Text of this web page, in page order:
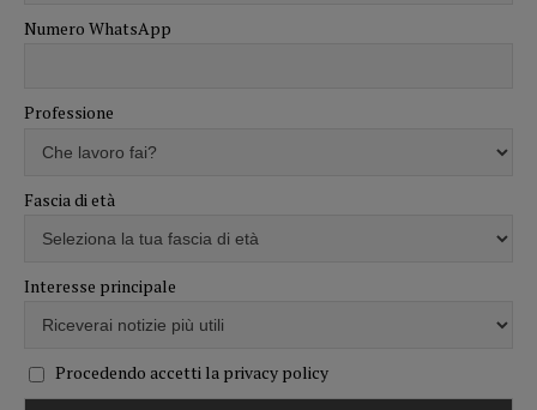
Numero WhatsApp
Professione
Fascia di età
Interesse principale
Procedendo accetti la privacy policy